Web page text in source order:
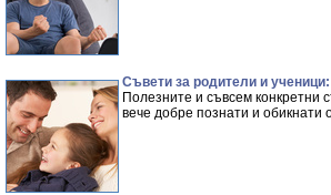
Съвети за родители и
Полезните и съвсем конкретни
вече добре познати и обикнати